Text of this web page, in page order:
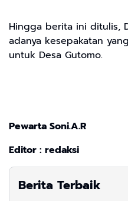
Hingga berita ini ditulis,
adanya kesepakatan
untuk Desa Gutomo.
Pewarta Soni.A.R
Editor : redaksi
Berita Terbaik